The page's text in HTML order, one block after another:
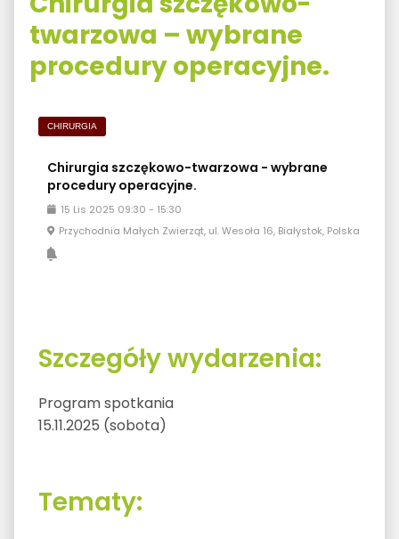
twarzowa – wybrane
procedury operacyjne.
CHIRURGIA
Chirurgia szczękowo-twarzowa - wybrane
procedury operacyjne.
15 Lis 2025 09:30 - 15:30
Przychodnia Małych Zwierząt, ul. Wesoła 16, Białystok, Polska
Szczegóły wydarzenia:
Program spotkania
15.11.2025 (sobota)
Tematy: